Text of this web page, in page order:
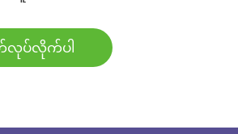
လုပ်လိုက်ပါ